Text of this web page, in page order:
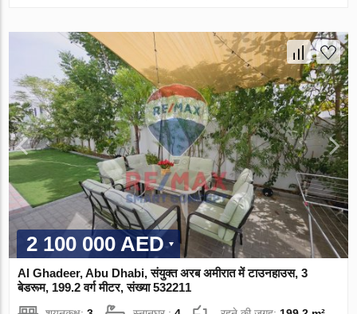
2 100 000 AED
Al Ghadeer, Abu Dhabi, संयुक्त अरब अमीरात में टाउनहाउस, 3
बेडरूम, 199.2 वर्ग मीटर, संख्या 532211